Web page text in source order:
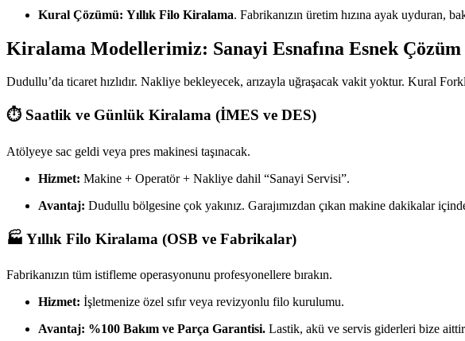
Kural Çözümü: Yıllık Filo Kiralama. Fabrikanızın üretim hızına ayak uyduran,
Kiralama Modellerimiz: Sanayi Esnafına Esnek Çözüm
Dudullu’da ticaret hızlıdır. Nakliye bekleyecek, arızayla uğraşacak vakit yoktur. Kural
⏱️ Saatlik ve Günlük Kiralama (İMES ve DES)
Atölyeye sac geldi veya pres makinesi taşınacak.
Hizmet: Makine + Operatör + Nakliye dahil “Sanayi Servisi”.
Avantaj: Dudullu bölgesine çok yakınız. Garajımızdan çıkan makine dakikalar
🏭 Yıllık Filo Kiralama (OSB ve Fabrikalar)
Fabrikanızın tüm istifleme operasyonunu profesyonellere bırakın.
Hizmet: İşletmenize özel sıfır veya revizyonlu filo kurulumu.
Avantaj: %100 Bakım ve Parça Garantisi. Lastik, akü ve servis giderleri bize